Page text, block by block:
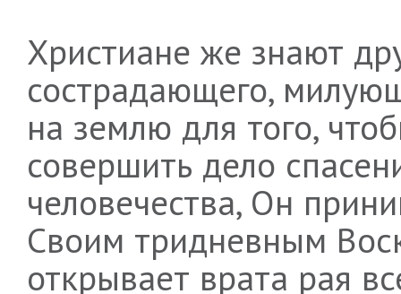
Христиане же знают
сострадающего,
на землю для того,
совершить дело
человечества, Он
Своим тридневным
открывает врата рая